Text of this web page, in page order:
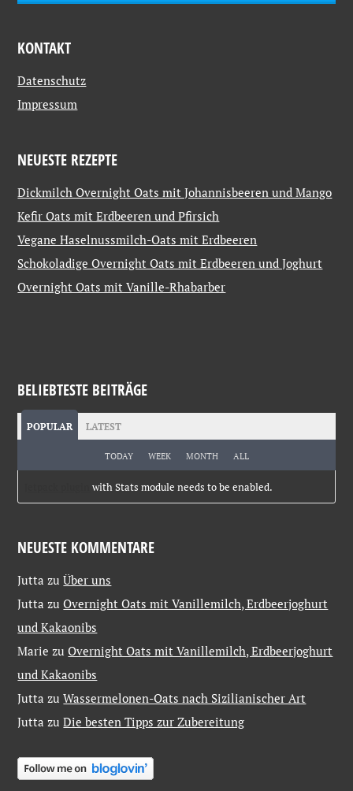
KONTAKT
Datenschutz
Impressum
NEUESTE REZEPTE
Dickmilch Overnight Oats mit Johannisbeeren und Mango
Kefir Oats mit Erdbeeren und Pfirsich
Vegane Haselnussmilch-Oats mit Erdbeeren
Schokoladige Overnight Oats mit Erdbeeren und Joghurt
Overnight Oats mit Vanille-Rhabarber
BELIEBTESTE BEITRÄGE
POPULAR LATEST
TODAY WEEK MONTH ALL
with Stats module needs to be enabled.
NEUESTE KOMMENTARE
Jutta zuÜber uns
Jutta zuOvernight Oats mit Vanillemilch, Erdbeerjoghurt
und Kakaonibs
Marie zuOvernight Oats mit Vanillemilch, Erdbeerjoghurt
und Kakaonibs
Jutta zuWassermelonen-Oats nach Sizilianischer Art
Jutta zuDie besten Tipps zur Zubereitung